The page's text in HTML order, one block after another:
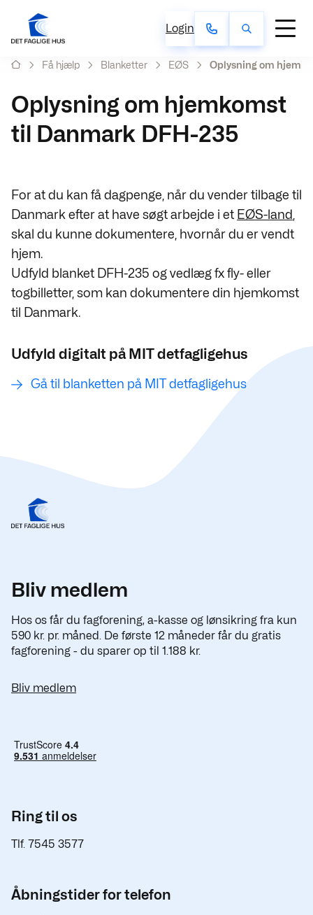
Login
Få hjælp Blanketter EØS Oplysning om
Oplysning om hjemkomst
til Danmark DFH-235
For at du kan få dagpenge, når du vender tilbage til
Danmark efter at have søgt arbejde i et EØS-land
skal du kunne dokumentere, hvornår du er vendt
hjem.
Udfyld blanket DFH-235 og vedlæg fx fly- eller
togbilletter, som kan dokumentere din hjemkomst
til Danmark.
Udfyld digitalt på MIT detfagligehus
Gå til blanketten på MIT detfagligehus
Bliv medlem
Hos os får du fagforening, a-kasse og lønsikring fra kun
590 kr. pr. måned. De første 12 måneder får du gratis
fagforening - du sparer op til 1.188 kr.
Bliv medlem
Ring til os
Tlf. 7545 3577
Åbningstider for telefon